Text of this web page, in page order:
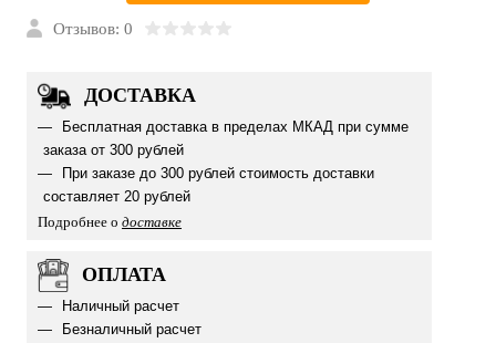
Отзывов: 0
ДОСТАВКА
Бесплатная доставка в пределах МКАД при сумме
заказа от 300 рублей
При заказе до 300 рублей стоимость доставки
составляет 20 рублей
Подробнее о доставке
ОПЛАТА
Наличный расчет
Безналичный расчет